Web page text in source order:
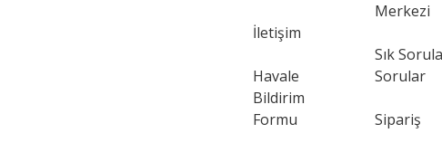
İletişim
Havale
Bildirim
Formu
Merkezi
Sık
Sorular
Sipariş